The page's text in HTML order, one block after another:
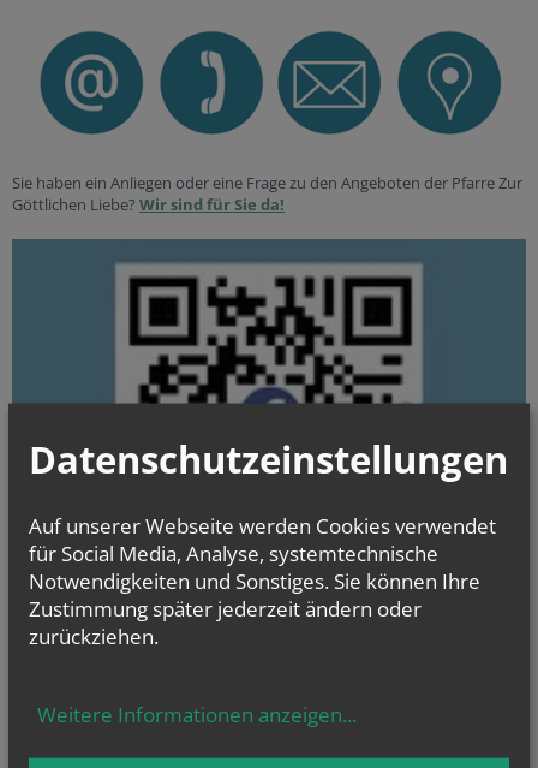
Sie haben ein Anliegen oder eine Frage zu den Angeboten der Pfarre Zur
Göttlichen Liebe? Wir sind für Sie da!
Meet us on Facebook!
Datenschutzeinstellungen
Auf unserer Webseite werden Cookies verwendet
für Social Media, Analyse, systemtechnische
Notwendigkeiten und Sonstiges. Sie können Ihre
Zustimmung später jederzeit ändern oder
zurückziehen.
Weitere Informationen anzeigen...